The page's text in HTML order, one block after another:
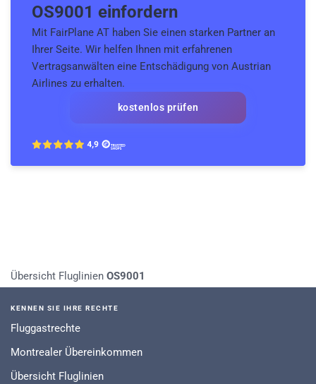
OS9001 einfordern
Mit FairPlane AT haben Sie einen starken Partner an
Ihrer Seite. Wir helfen Ihnen mit erfahrenen
Vertragsanwälten eine Entschädigung von Austrian
Airlines zu erhalten.
kostenlos prüfen
Übersicht Fluglinien OS9001
KENNEN SIE IHRE RECHTE
Fluggastrechte
Montrealer Übereinkommen
Übersicht Fluglinien